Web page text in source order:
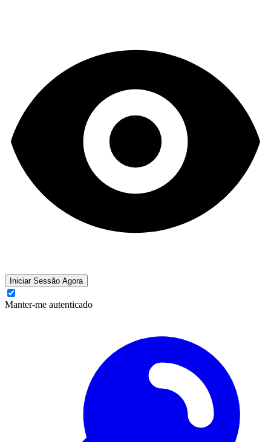
Iniciar Sessão Agora
Manter-me autenticado